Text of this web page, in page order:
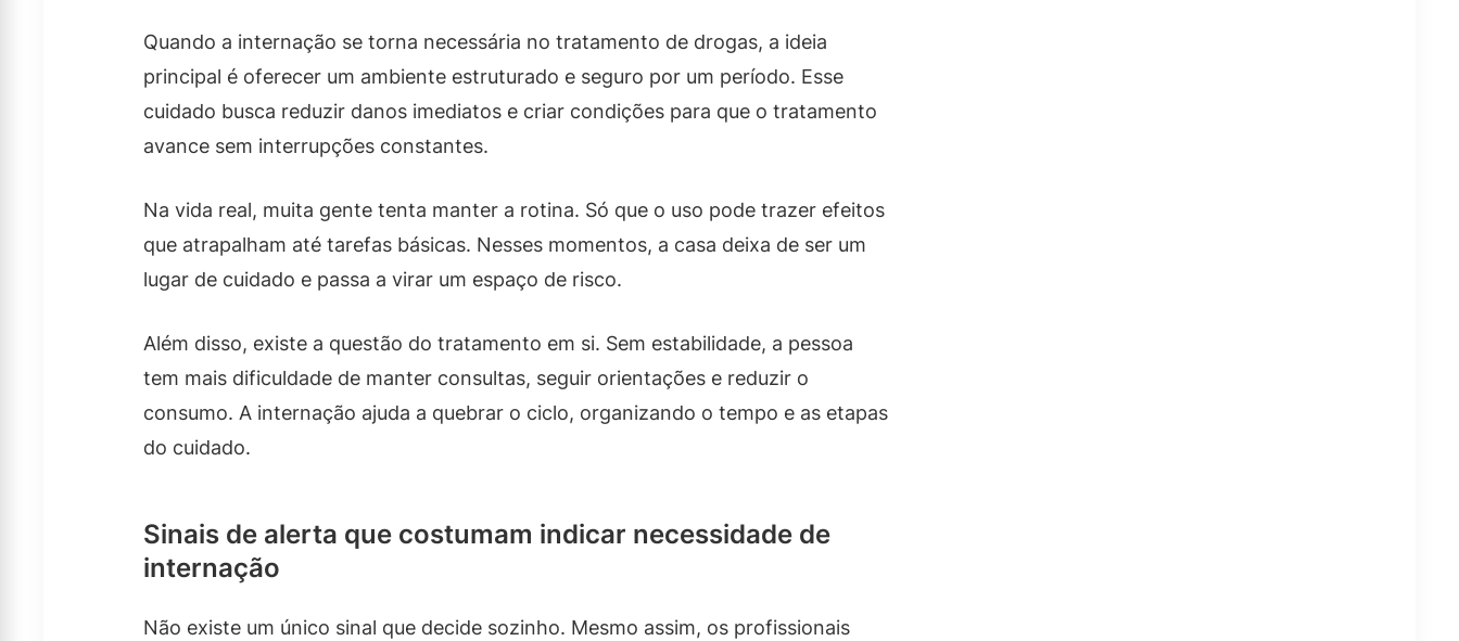
Quando a internação se torna necessária no tratamento de drogas, a ideia
principal é oferecer um ambiente estruturado e seguro por um período. Esse
cuidado busca reduzir danos imediatos e criar condições para que o tratamento
avance sem interrupções constantes.
Na vida real, muita gente tenta manter a rotina. Só que o uso pode trazer efeitos
que atrapalham até tarefas básicas. Nesses momentos, a casa deixa de ser um
lugar de cuidado e passa a virar um espaço de risco.
Além disso, existe a questão do tratamento em si. Sem estabilidade, a pessoa
tem mais dificuldade de manter consultas, seguir orientações e reduzir o
consumo. A internação ajuda a quebrar o ciclo, organizando o tempo e as etapas
do cuidado.
Sinais de alerta que costumam indicar necessidade de
internação
Não existe um único sinal que decide sozinho. Mesmo assim, os profissionais